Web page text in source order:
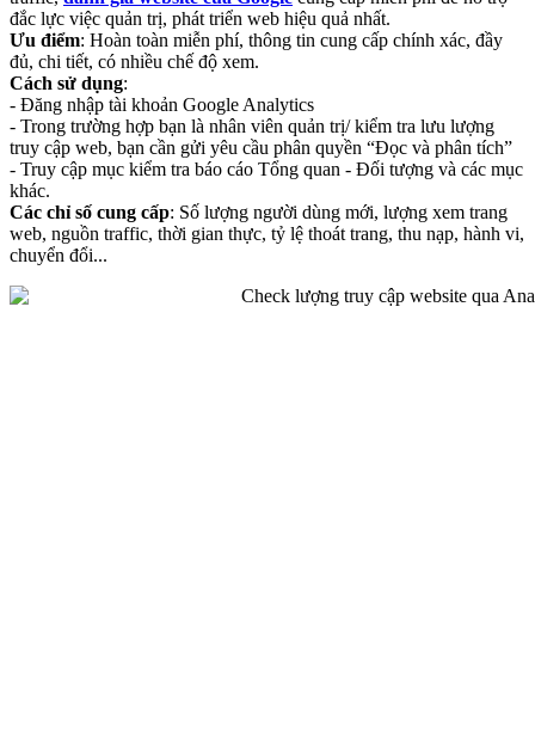
đắc lực việc quản trị, phát triển web hiệu quả nhất.
Ưu điểm: Hoàn toàn miễn phí, thông tin cung cấp chính xác, đầy
đủ, chi tiết, có nhiều chế độ xem.
Cách sử dụng:
- Đăng nhập tài khoản Google Analytics
- Trong trường hợp bạn là nhân viên quản trị/ kiểm tra lưu lượng
truy cập web, bạn cần gửi yêu cầu phân quyền “Đọc và phân tích”
- Truy cập mục kiểm tra báo cáo Tổng quan - Đối tượng và các mục
khác.
Các chỉ số cung cấp: Số lượng người dùng mới, lượng xem trang
web, nguồn traffic, thời gian thực, tỷ lệ thoát trang, thu nạp, hành vi,
chuyển đổi...